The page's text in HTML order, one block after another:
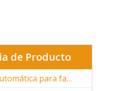
de Producto
Máquina automática para fabricar cajas rígidas